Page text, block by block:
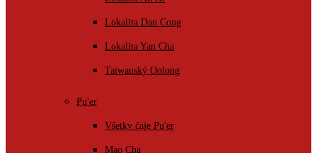
Lokalita Dan Cong
Lokalita Yan Cha
Taiwanský Oolong
Pu'er
Všetky čaje Pu'er
Mao Cha